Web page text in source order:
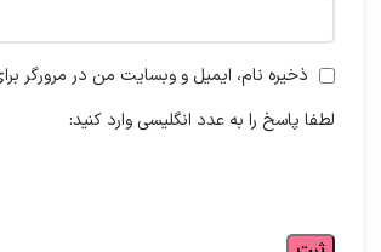
ذخیره نام، ایمیل و وبسایت من در مرورگر
لطفا پاسخ را به عدد انگلیسی وارد کنید: